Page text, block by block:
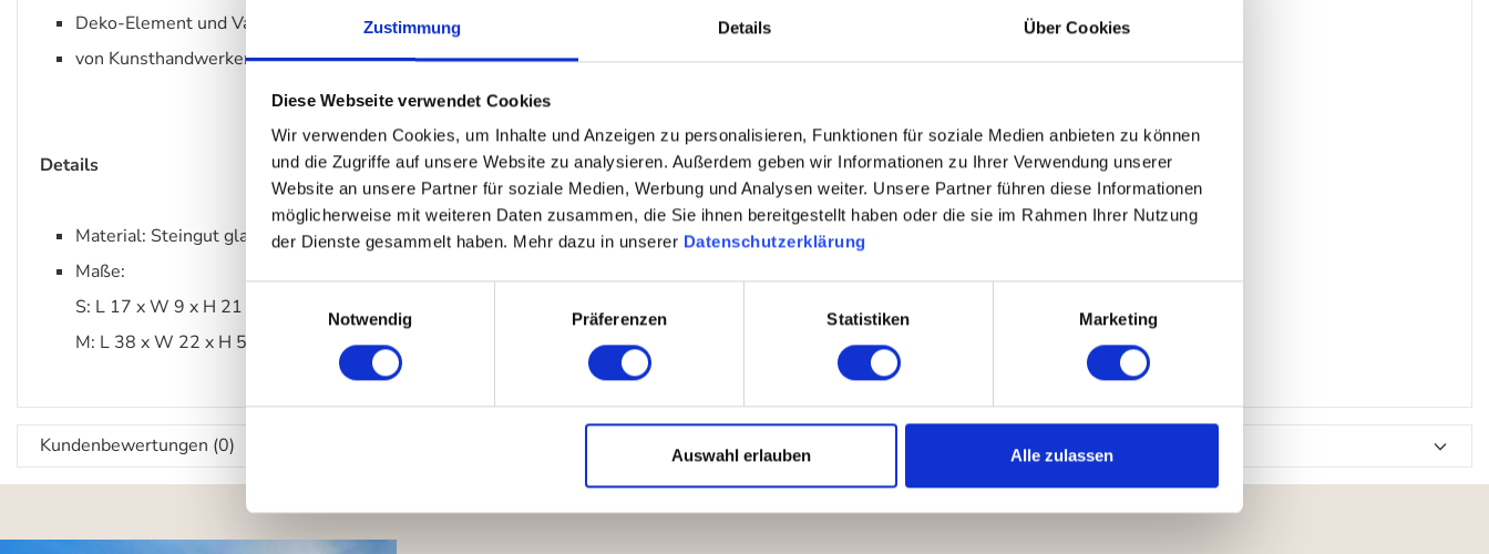
Zustimmung Details Über Cookies
Diese Webseite verwendet Cookies
Wir verwenden Cookies, um Inhalte und Anzeigen zu personalisieren, Funktionen für soziale Medien anbieten zu können
und die Zugriffe auf unsere Website zu analysieren. Außerdem geben wir Informationen zu Ihrer Verwendung unserer
Website an unsere Partner für soziale Medien, Werbung und Analysen weiter. Unsere Partner führen diese Informationen
möglicherweise mit weiteren Daten zusammen, die Sie ihnen bereitgestellt haben oder die sie im Rahmen Ihrer Nutzung
der Dienste gesammelt haben. Mehr dazu in unserer Datenschutzerklärung
Notwendig
Präferenzen Statistiken Marketing
Auswahl erlauben Alle zulassen
Deko-Element und Vase zugleich
von Kunsthandwerkern in Portugal gefertigt
Details
Material: Steingut glasiert
Maße:
S: L 17 x W 9 x H 21 cm
M: L 38 x W 22 x H 50,5 cm
Kundenbewertungen (0)